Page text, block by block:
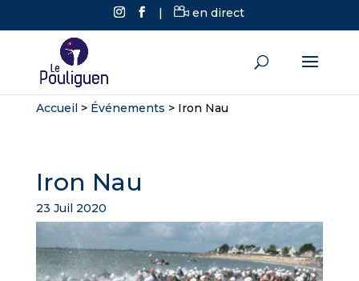
| en direct
Accueil> Événements > Iron Nau
Iron Nau
23 Juil 2020